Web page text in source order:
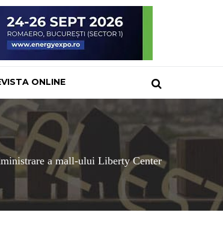
ONLINE
a mall-ului Liberty Center